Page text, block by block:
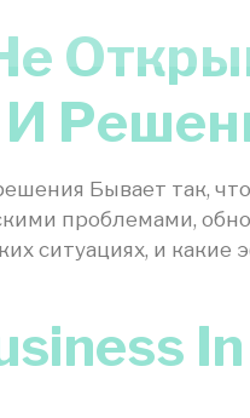
И
Бывает так,
проблемами,
ситуациях, и